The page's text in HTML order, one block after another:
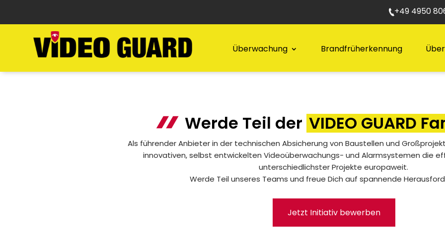
+49 4950
Überwachung Brandfrüherkennung
Werde Teil der VIDEO GUARD
Als führender Anbieter in der technischen Absicherung von Baustellen und
innovativen, selbst entwickelten Videoüberwachungs- und Alarmsystemen die
unterschiedlichster Projekte europaweit.
Werde Teil unseres Teams und freue Dich auf spannende
Jetzt Initiativ bewerben